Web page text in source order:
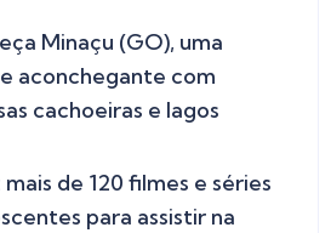
Minaçu (GO), uma
aconchegante com
cachoeiras e lagos
mais de 120 filmes e séries
para assistir na